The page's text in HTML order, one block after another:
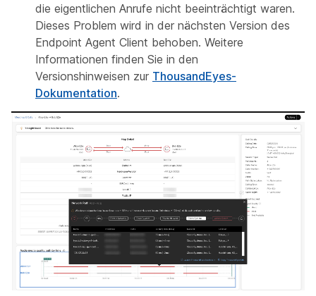
die eigentlichen Anrufe nicht beeinträchtigt waren.
Dieses Problem wird in der nächsten Version des
Endpoint Agent Client behoben. Weitere
Informationen finden Sie in den
Versionshinweisen zur ThousandEyes-
Dokumentation.